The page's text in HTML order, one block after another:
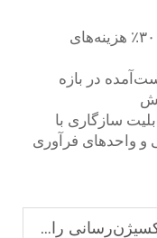
: کاهش ۳۰٪ هزینه‌های
در بازه
سازگاری با
و واحدهای فرآوری
آبزی‌پروری در مقیاس کوچک است؟